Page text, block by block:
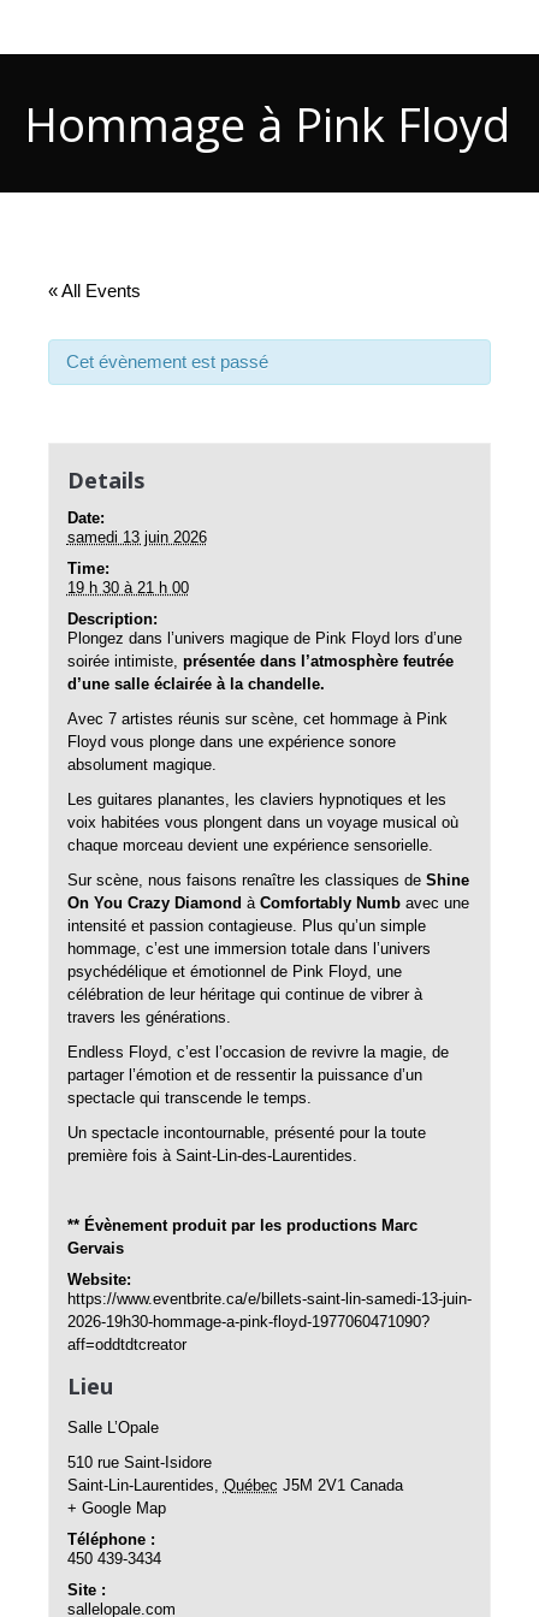
Hommage à Pink Floyd
« All Events
Cet évènement est passé
Details
Date:
samedi 13 juin 2026
Time:
19 h 30 à 21 h 00
Description:
Plongez dans l’univers magique de Pink Floyd lors d’une
soirée intimiste, présentée dans l’atmosphère feutrée
d’une salle éclairée à la chandelle.
Avec 7 artistes réunis sur scène, cet hommage à Pink
Floyd vous plonge dans une expérience sonore
absolument magique.
Les guitares planantes, les claviers hypnotiques et les
voix habitées vous plongent dans un voyage musical où
chaque morceau devient une expérience sensorielle.
Sur scène, nous faisons renaître les classiques de Shine
On You Crazy Diamond à Comfortably Numbavec une
intensité et passion contagieuse. Plus qu’un simple
hommage, c’est une immersion totale dans l’univers
psychédélique et émotionnel de Pink Floyd, une
célébration de leur héritage qui continue de vibrer à
travers les générations.
Endless Floyd, c’est l’occasion de revivre la magie, de
partager l’émotion et de ressentir la puissance d’un
spectacle qui transcende le temps.
Un spectacle incontournable, présenté pour la toute
première fois à Saint-Lin-des-Laurentides.
** Évènement produit par les productions Marc
Gervais
Website:
https://www.eventbrite.ca/e/billets-saint-lin-samedi-13-juin-
2026-19h30-hommage-a-pink-floyd-1977060471090?
aff=oddtdtcreator
Lieu
Salle L’Opale
510 rue Saint-Isidore
Saint-Lin-Laurentides, Québec J5M 2V1 Canada
+ Google Map
Téléphone :
450 439-3434
Site :
sallelopale.com